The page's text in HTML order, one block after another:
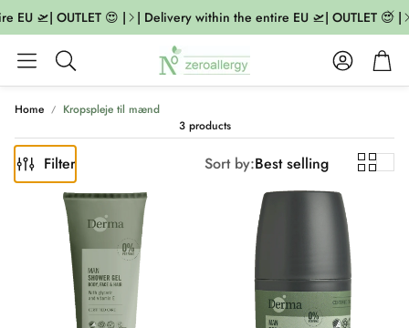
🛫| OUTLET 😍 | | Delivery within the entire EU 🛫| OUTLET 😍 |
Search
AccountCart
Home
Kropspleje til mænd
3 products
Filter Sort by:Best selling